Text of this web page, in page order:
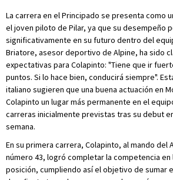
La carrera en el Principado se presenta como
el joven piloto de Pilar, ya que su desempeño
significativamente en su futuro dentro del
Briatore, asesor deportivo de Alpine, ha sido
expectativas para Colapinto: "Tiene que ir
puntos. Si lo hace bien, conducirá siempre".
italiano sugieren que una buena actuación en
Colapinto un lugar más permanente en el
carreras inicialmente previstas tras su debut
semana.
En su primera carrera, Colapinto, al mando del
número 43, logró completar la competencia en
posición, cumpliendo así el objetivo de sumar